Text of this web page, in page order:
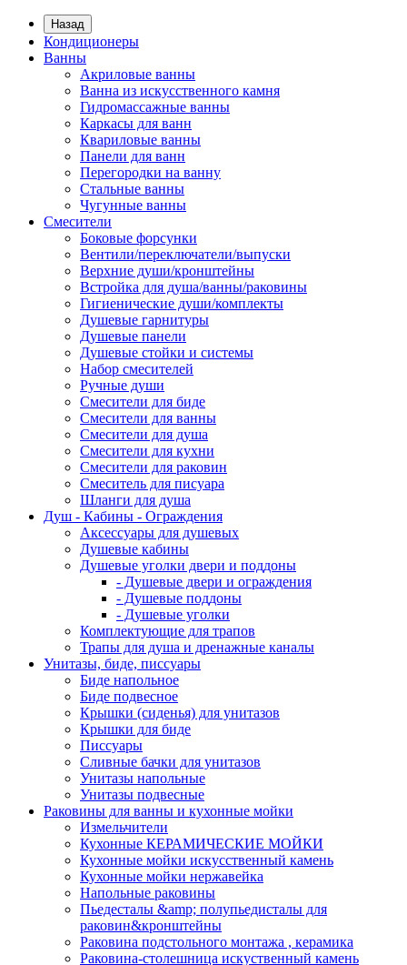
Назад
Кондиционеры
Ванны
Акриловые ванны
Ванна из искусственного камня
Гидромассажные ванны
Каркасы для ванн
Квариловые ванны
Панели для ванн
Перегородки на ванну
Стальные ванны
Чугунные ванны
Смесители
Боковые форсунки
Вентили/переключатели/выпуски
Верхние души/кронштейны
Встройка для душа/ванны/раковины
Гигиенические души/комплекты
Душевые гарнитуры
Душевые панели
Душевые стойки и системы
Набор смесителей
Ручные души
Смесители для биде
Смесители для ванны
Смесители для душа
Смесители для кухни
Смесители для раковин
Смеситель для писуара
Шланги для душа
Душ - Кабины - Ограждения
Аксессуары для душевых
Душевые кабины
Душевые уголки двери и поддоны
- Душевые двери и ограждения
- Душевые поддоны
- Душевые уголки
Комплектующие для трапов
Трапы для душа и дренажные каналы
Унитазы, биде, писсуары
Биде напольное
Биде подвесное
Крышки (сиденья) для унитазов
Крышки для биде
Писсуары
Сливные бачки для унитазов
Унитазы напольные
Унитазы подвесные
Раковины для ванны и кухонные мойки
Измельчители
Кухонные КЕРАМИЧЕСКИЕ МОЙКИ
Кухонные мойки искусственный камень
Кухонные мойки нержавейка
Напольные раковины
Пьедесталы &amp; полупьедисталы для
раковин&кронштейны
Раковина подстольного монтажа , керамика
Раковина-столешница искуственный камень